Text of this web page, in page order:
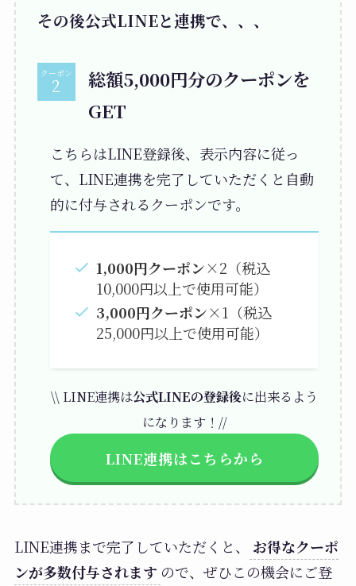
その後公式LINEと連携で、、、
クーポン
総額5,000円分のクーポンを
GET
こちらはLINE登録後、表示内容に従っ
て、LINE連携を完了していただくと自動
的に付与されるクーポンです。
1,000円クーポン×2（税込
10,000円以上で使用可能）
3,000円クーポン×1（税込
25,000円以上で使用可能）
\\ LINE連携は公式LINEの登録後に出来るよう
になります！//
LINE連携はこちらから
LINE連携まで完了していただくと、
お得なクーポ
ンが多数付与されます ので、ぜひこの機会にご登